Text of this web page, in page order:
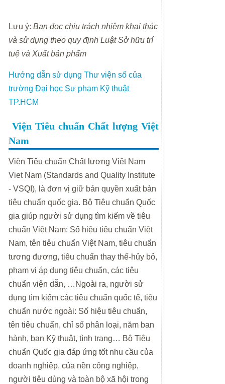
Lưu ý: Bạn đọc chịu trách nhiệm khai thác
và sử dụng theo quy định Luật Sở hữu trí
tuệ và Xuất bản phẩm
Hướng dẫn sử dụng Thư viện số của
trường Đại học Sư phạm Kỹ thuật
TP.HCM
Viện Tiêu chuẩn Chất lượng Việt
Nam
Viện Tiêu chuẩn Chất lượng Việt Nam
Viet Nam (Standards and Quality Institute
- VSQI), là đơn vị giữ bản quyền xuất bản
tiêu chuẩn quốc gia. Bộ Tiêu chuẩn Quốc
gia giúp người sử dụng tìm kiếm về tiêu
chuẩn Việt Nam: Số hiệu tiêu chuẩn Việt
Nam, tên tiêu chuẩn Việt Nam, tiêu chuẩn
tương đương, tiêu chuẩn thay thế-hủy bỏ,
phạm vi áp dung tiêu chuẩn, các tiêu
chuẩn viện dẫn, …Ngoài ra, người sử
dụng tìm kiếm các tiêu chuẩn quốc tế, tiêu
chuẩn nước ngoài: Số hiệu tiêu chuẩn,
tên tiêu chuẩn, chỉ số phân loại, năm ban
hành, ban Kỹ thuật, tình trạng… Bộ Tiêu
chuẩn Quốc gia đáp ứng tốt nhu cầu của
doanh nghiệp, của nền công nghiệp,
người tiêu dùng và toàn bộ xã hội trong